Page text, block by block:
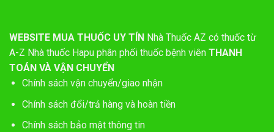
WEBSITE MUA THUỐC UY TÍN Nhà Thuốc AZ có thuốc từ
A-Z Nhà thuốc Hapu phân phối thuốc bệnh viên THANH
TOÁN VÀ VẬN CHUYỂN
Chính sách vận chuyển/giao nhận
Chính sách đổi/trả hàng và hoàn tiền
Chính sách bảo mật thông tin